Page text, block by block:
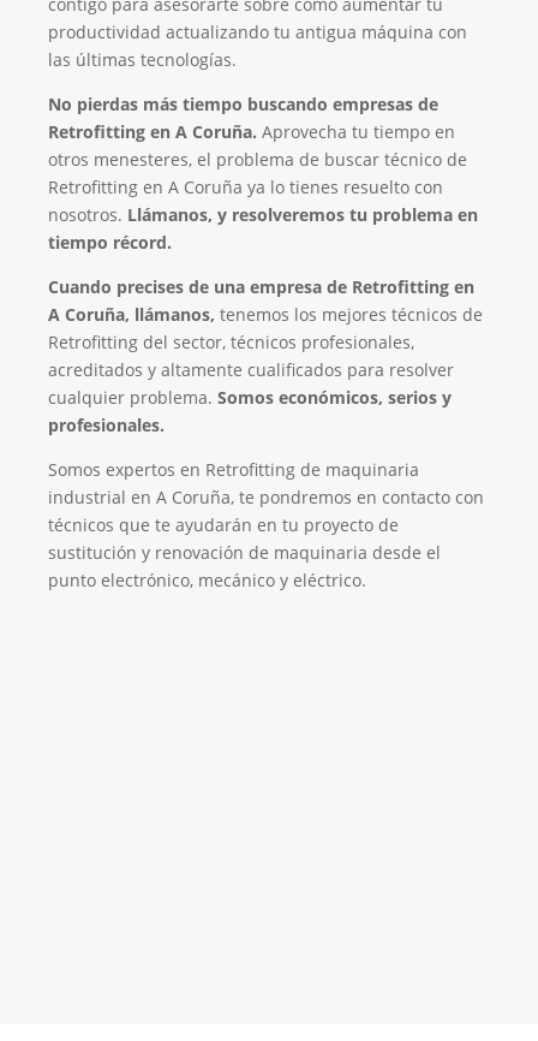
productividad actualizando tu antigua máquina con
las últimas tecnologías.
No pierdas más tiempo buscando empresas de
Retrofitting en A Coruña. Aprovecha tu tiempo en
otros menesteres, el problema de buscar técnico de
Retrofitting en A Coruña ya lo tienes resuelto con
nosotros. Llámanos, y resolveremos tu problema en
tiempo récord.
Cuando precises de una empresa de Retrofitting en
A Coruña, llámanos, tenemos los mejores técnicos de
Retrofitting del sector, técnicos profesionales,
acreditados y altamente cualificados para resolver
cualquier problema. Somos económicos, serios y
profesionales.
Somos expertos en Retrofitting de maquinaria
industrial en A Coruña, te pondremos en contacto con
técnicos que te ayudarán en tu proyecto de
sustitución y renovación de maquinaria desde el
punto electrónico, mecánico y eléctrico.